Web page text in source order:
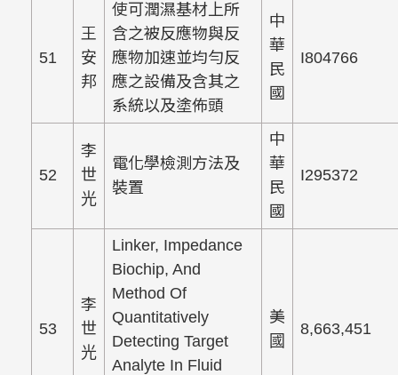
51
王
安
邦
使可潤濕基材上所
含之被反應物與反
應物加速並均勻反
應之設備及含其之
系統以及塗佈頭
中
華
民
國
I804766
52
李
世
光
電化學檢測方法及
裝置
中
華
民
國
I295372
53
李
世
光
Linker, Impedance
Biochip, And
Method Of
Quantitatively
Detecting Target
Analyte In Fluid
美
國
8,663,451